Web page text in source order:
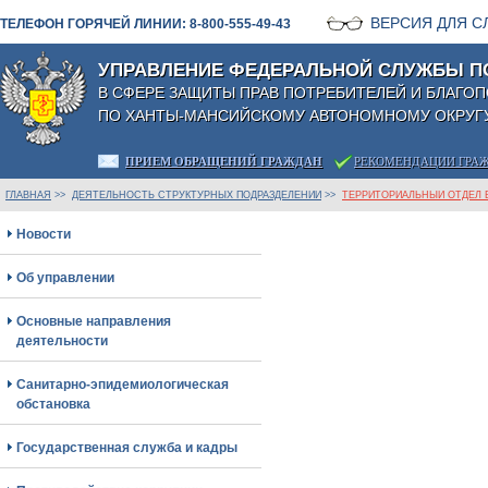
ТЕЛЕФОН ГОРЯЧЕЙ ЛИНИИ: 8-800-555-49-43 ВЕРСИЯ ДЛЯ
УПРАВЛЕНИЕ ФЕДЕРАЛЬНОЙ СЛУЖБЫ
В СФЕРЕ ЗАЩИТЫ ПРАВ ПОТРЕБИТЕЛЕЙ И
ПО ХАНТЫ-МАНСИЙСКОМУ АВТОНОМНОМУ
ПРИЕМ ОБРАЩЕНИЙ ГРАЖДАН РЕКОМЕНДАЦИИ
ГЛАВНАЯ >> ДЕЯТЕЛЬНОСТЬ СТРУКТУРНЫХ ПОДРАЗДЕЛЕНИЙ >> ТЕРРИТОРИАЛЬНЫЙ ОТДЕЛ
Новости
Об управлении
Основные направления
деятельности
Санитарно-эпидемиологическая
обстановка
Государственная служба и кадры